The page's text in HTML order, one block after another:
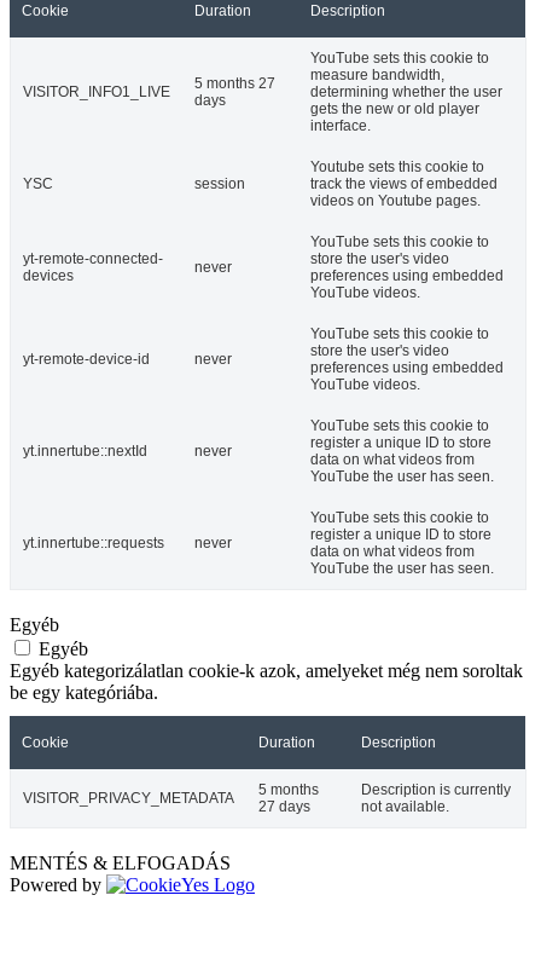
Cookie Duration Description
VISITOR_INFO1_LIVE
5 months 27
days
YouTube sets this cookie to
measure bandwidth,
determining whether the user
gets the new or old player
interface.
YSC session
Youtube sets this cookie to
track the views of embedded
videos on Youtube pages.
yt-remote-connected-
devices
never
YouTube sets this cookie to
store the user's video
preferences using embedded
YouTube videos.
yt-remote-device-id never
YouTube sets this cookie to
store the user's video
preferences using embedded
YouTube videos.
yt.innertube::nextId never
YouTube sets this cookie to
register a unique ID to store
data on what videos from
YouTube the user has seen.
yt.innertube::requests never
YouTube sets this cookie to
register a unique ID to store
data on what videos from
YouTube the user has seen.
Egyéb
Egyéb
Egyéb kategorizálatlan cookie-k azok, amelyeket még nem soroltak
be egy kategóriába.
Cookie Duration Description
VISITOR_PRIVACY_METADATA
5 months
27 days
Description is currently
not available.
MENTÉS & ELFOGADÁS
Powered by